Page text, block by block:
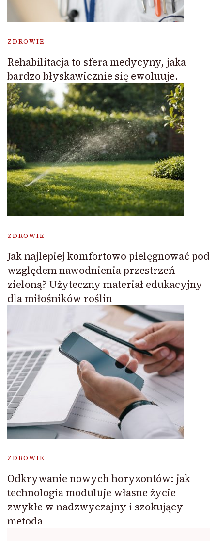
ZDROWIE
Rehabilitacja to sfera medycyny, jaka
bardzo błyskawicznie się ewoluuje.
ZDROWIE
Jak najlepiej komfortowo pielęgnować pod
względem nawodnienia przestrzeń
zieloną? Użyteczny materiał edukacyjny
dla miłośników roślin
ZDROWIE
Odkrywanie nowych horyzontów: jak
technologia moduluje własne życie
zwykłe w nadzwyczajny i szokujący
metoda